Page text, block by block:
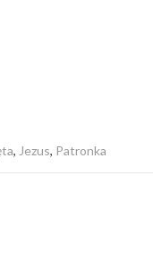
, Jezus, Patronka